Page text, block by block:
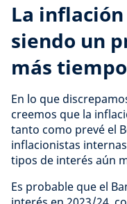
La
siendo un
más
En lo que
creemos que la
tanto como prevé el
inflacionistas
tipos de interés aún
Es probable que el